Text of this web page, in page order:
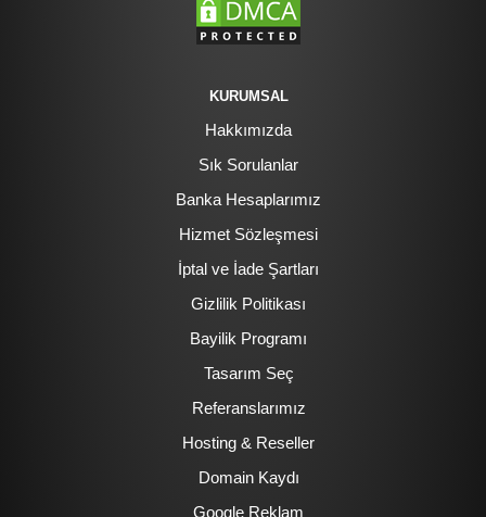
KURUMSAL
Hakkımızda
Sık Sorulanlar
Banka Hesaplarımız
Hizmet Sözleşmesi
İptal ve İade Şartları
Gizlilik Politikası
Bayilik Programı
Tasarım Seç
Referanslarımız
Hosting & Reseller
Domain Kaydı
Google Reklam